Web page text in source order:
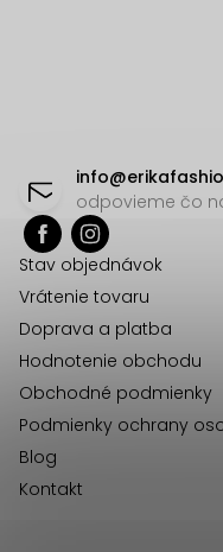
info@
odpovieme čo
Stav objednávok
Vrátenie tovaru
Doprava a platba
Hodnotenie obchodu
Obchodné podmienky
Podmienky ochrany
Blog
Kontakt